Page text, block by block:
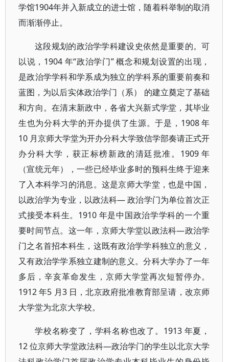
学馆1904年并入新成立的进士馆，随着科举制的取消
而渐渐停止。
这段规划的政治学学科建设史依然是重要的。可
以说，1904 年“政治学门” 概念和规划设置的出现，
是政治学学科和学系成为独立的学科系的重要前奏和
蓝图，为以后实体政治学门（系） 的建立奠定了基础
和方向。在清末新政中，各省大兴新式学堂，其毕业
生也为分科大学的开办提供了生源。于是，1908 年
10 月京师大学堂为开办分科大学致信学部奏请正式开
办分科大学，获正标榜新政的清廷批准。1909 年
（宣统元年），一些已经毕业多时的预科生终于迎来
了入本科学习的消息。这是京师大学堂，也是中国，
以政治学为专业，以政法科— 政治学门为单位首次正
式接受本科生。1910 年是中国政治学学科的一个重
要时间节点。这一年，京师大学堂以政法科—政治学
门之名首招本科生，这既有政治学学科独立的意义，
又有政治学学系独立建制的意义。分科大学办了一年
多后，辛亥革命发生，京师大学堂再次短暂停办。
1912 年5 月3 日，北京政府批准教育部呈请，改京师
大学堂为北京大学校。
学校名称变了，学科名称也改了。1913 年夏，
12 位京师大学堂政法科—政治学门的学生以北京大学